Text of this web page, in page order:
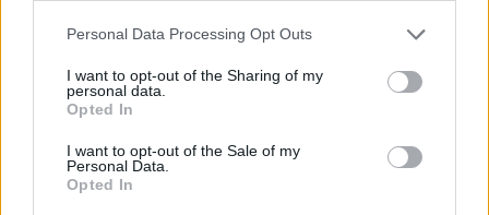
Please note that this website/app uses one or more Google
not limited to your visit or usage behaviour. You may click to
grant or deny consent to Google and its third-party tags to
use your data for below specified purposes in below Google
consent section.
Personal Data Processing Opt Outs
I want to opt-out of the Sharing of my
personal data.
Opted In
I want to opt-out of the Sale of my
Personal Data.
Opted In
Το σήριαλΚέντρικ Ναν